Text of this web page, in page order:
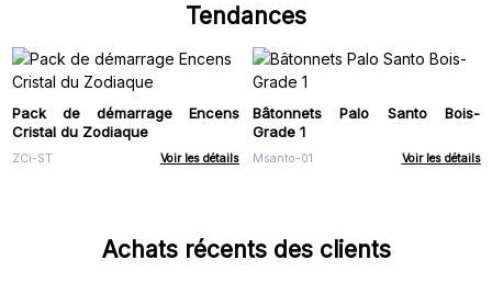
Tendances
Pack de démarrage Encens
Cristal du Zodiaque
ZCi-ST Voir les détails
Bâtonnets Palo Santo Bois-
Grade 1
Msanto-01 Voir les détails
Achats récents des clients